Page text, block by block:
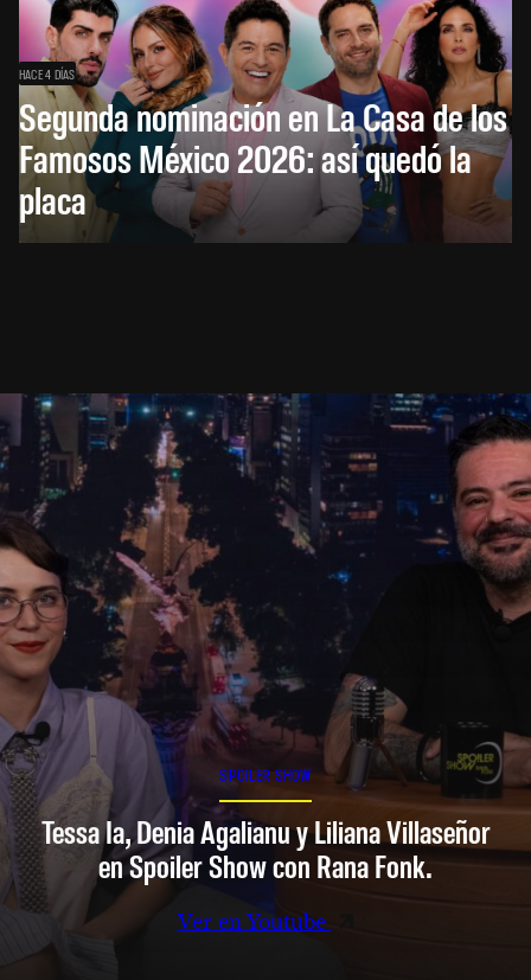
HACE 4 DÍAS
Segunda nominación en La Casa de los
Famosos México 2026: así quedó la
placa
SPOILER SHOW
Tessa Ia, Denia Agalianu y Liliana Villaseñor
en Spoiler Show con Rana Fonk.
Ver en Youtube